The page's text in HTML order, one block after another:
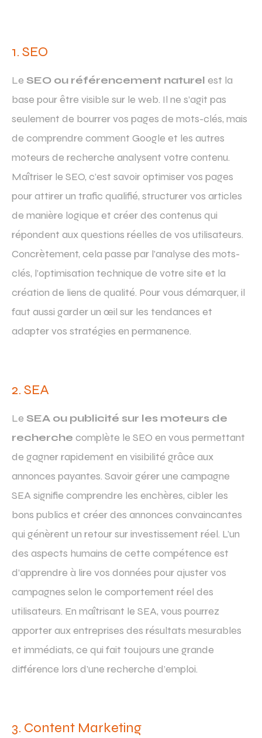
1. SEO
Le SEO ou référencement naturel est la
base pour être visible sur le web. Il ne s’agit pas
seulement de bourrer vos pages de mots-clés, mais
de comprendre comment Google et les autres
moteurs de recherche analysent votre contenu.
Maîtriser le SEO, c’est savoir optimiser vos pages
pour attirer un trafic qualifié, structurer vos articles
de manière logique et créer des contenus qui
répondent aux questions réelles de vos utilisateurs.
Concrètement, cela passe par l’analyse des mots-
clés, l’optimisation technique de votre site et la
création de liens de qualité. Pour vous démarquer, il
faut aussi garder un œil sur les tendances et
adapter vos stratégies en permanence.
2. SEA
Le SEA ou publicité sur les moteurs de
recherche complète le SEO en vous permettant
de gagner rapidement en visibilité grâce aux
annonces payantes. Savoir gérer une campagne
SEA signifie comprendre les enchères, cibler les
bons publics et créer des annonces convaincantes
qui génèrent un retour sur investissement réel. L’un
des aspects humains de cette compétence est
d’apprendre à lire vos données pour ajuster vos
campagnes selon le comportement réel des
utilisateurs. En maîtrisant le SEA, vous pourrez
apporter aux entreprises des résultats mesurables
et immédiats, ce qui fait toujours une grande
différence lors d’une recherche d’emploi.
3. Content Marketing